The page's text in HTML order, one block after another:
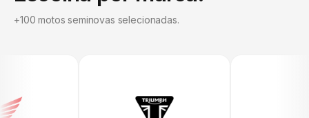
+100 motos seminovas selecionadas.